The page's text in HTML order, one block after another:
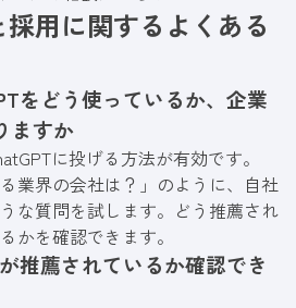
用に関するよくある
をどう使っているか、企業
ますか
に投げる方法が有効です。
業界の会社は？」のように、自社
な質問を試します。どう推薦され
かを確認できます。
推薦されているか確認でき